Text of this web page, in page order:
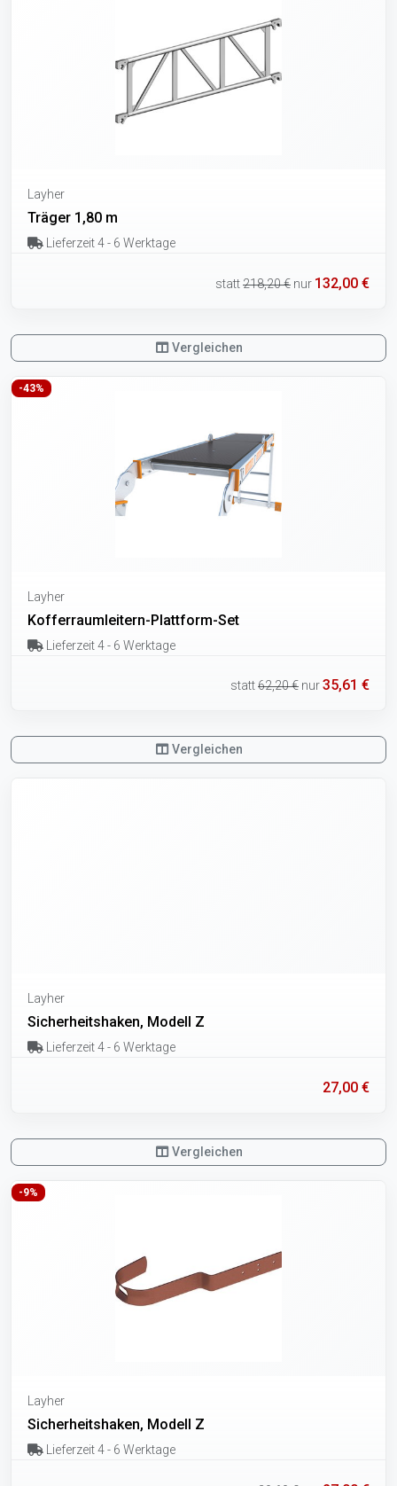
Layher
Träger 1,80 m
Lieferzeit 4 - 6 Werktage
statt218,20 € nur 132,00 €
Vergleichen
-43%
Layher
Kofferraumleitern-Plattform-Set
Lieferzeit 4 - 6 Werktage
statt62,20 € nur35,61 €
Vergleichen
Layher
Sicherheitshaken, Modell Z
Lieferzeit 4 - 6 Werktage
27,00 €
Vergleichen
-9%
Layher
Sicherheitshaken, Modell Z
Lieferzeit 4 - 6 Werktage